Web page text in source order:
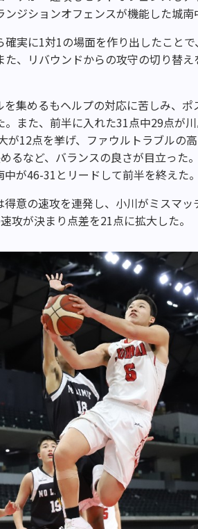
ジションオフェンスが機能した城南
実に1対1の場面を作り出したこと
た、リバウンドからの攻守の切り替
集めるもヘルプの対応に苦しみ、
。また、前半に入れた31点中29点が
が12点を挙げ、ファウルトラブルの
るなど、バランスの良さが目立った
が46-31とリードして前半を終えた。
意の速攻を連発し、小川がミスマ
攻が決まり点差を21点に拡大した。